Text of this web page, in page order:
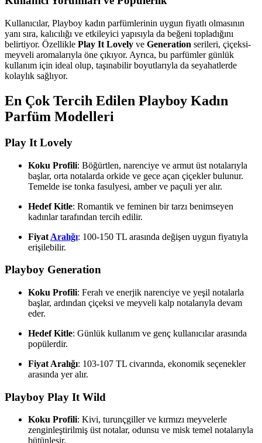
Kullanıcılar, Playboy kadın parfümlerinin uygun fiyatlı olmasının
yanı sıra, kalıcılığı ve etkileyici yapısıyla da beğeni topladığını
belirtiyor. Özellikle Play It Lovely ve Generation serileri, çiçeksi-
meyveli aromalarıyla öne çıkıyor. Ayrıca, bu parfümler günlük
kullanım için ideal olup, taşınabilir boyutlarıyla da seyahatlerde
kolaylık sağlıyor.
En Çok Tercih Edilen Playboy Kadın
Parfüm Modelleri
Play It Lovely
Koku Profili: Böğürtlen, narenciye ve armut üst notalarıyla
başlar, orta notalarda orkide ve gece açan çiçekler bulunur.
Temelde ise tonka fasulyesi, amber ve paçuli yer alır.
Hedef Kitle: Romantik ve feminen bir tarzı benimseyen
kadınlar tarafından tercih edilir.
Fiyat Aralığı: 100-150 TL arasında değişen uygun fiyatıyla
erişilebilir.
Playboy Generation
Koku Profili: Ferah ve enerjik narenciye ve yeşil notalarla
başlar, ardından çiçeksi ve meyveli kalp notalarıyla devam
eder.
Hedef Kitle: Günlük kullanım ve genç kullanıcılar arasında
popülerdir.
Fiyat Aralığı: 103-107 TL civarında, ekonomik seçenekler
arasında yer alır.
Playboy Play It Wild
Koku Profili: Kivi, turunçgiller ve kırmızı meyvelerle
zenginleştirilmiş üst notalar, odunsu ve misk temel notalarıyla
bütünleşir.